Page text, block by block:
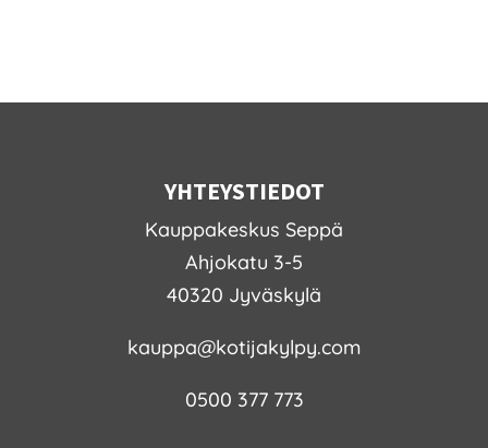
YHTEYSTIEDOT
Kauppakeskus Seppä
Ahjokatu 3-5
40320 Jyväskylä
kauppa@kotijakylpy.com
0500 377 773